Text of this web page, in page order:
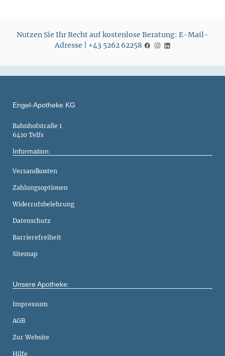
Nutzen Sie Ihr Recht auf kostenlose Beratung: E-Mail-
Adresse | +43 5262 62258
Engel-Apotheke KG
Bahnhofstraße 1
6410 Telfs
Information:
Versandkosten
Zahlungsoptionen
Widerrufsbelehrung
Datenschutz
Barrierefreiheit
Sitemap
Unsere Apotheke:
Impressum
AGB
Zur Website
Hilfe